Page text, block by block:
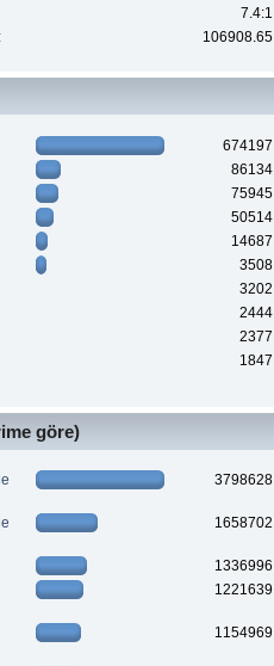
7.4:1
106908.65
674197
86134
75945
50514
14687
3508
3202
2444
2377
1847
göre)
3798628
1658702
1336996
1221639
1154969